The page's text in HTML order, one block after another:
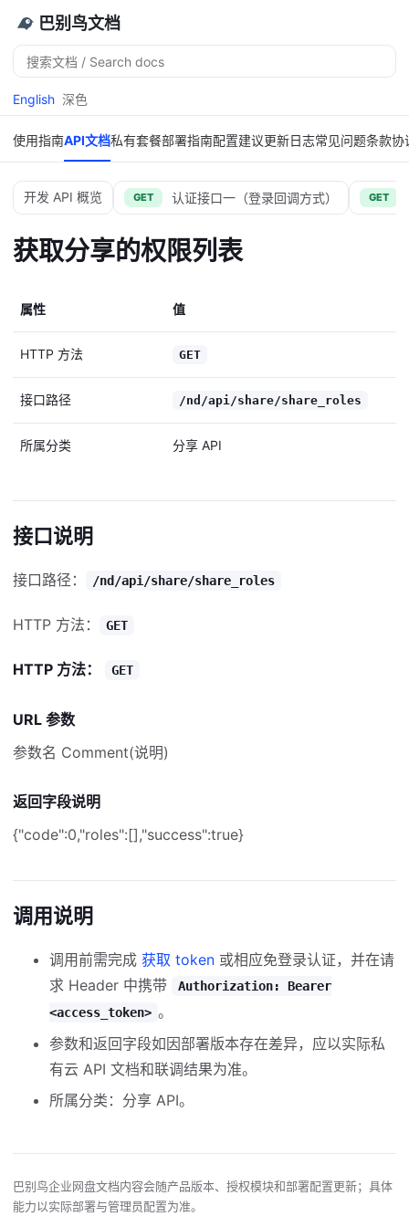
巴别鸟文档
搜
索
English 深色
使用指南API文档私有套餐部署指南配置建议更新日志常见问题条款协
开发 API 概览 GET 认证接口一（登录回调方式） GET
获取分享的权限列表
属性 值
HTTP 方法 GET
接口路径 /nd/api/share/share_roles
所属分类 分享 API
接口说明
接口路径： /nd/api/share/share_roles
HTTP 方法： GET
HTTP 方法： GET
URL 参数
参数名 Comment(说明)
返回字段说明
{"code":0,"roles":[],"success":true}
调用说明
调用前需完成 获取 token 或相应免登录认证，并在请
求 Header 中携带
Authorization: Bearer
<access_token> 。
参数和返回字段如因部署版本存在差异，应以实际私
有云 API 文档和联调结果为准。
所属分类：分享 API。
巴别鸟企业网盘文档内容会随产品版本、授权模块和部署配置更新；具体
能力以实际部署与管理员配置为准。